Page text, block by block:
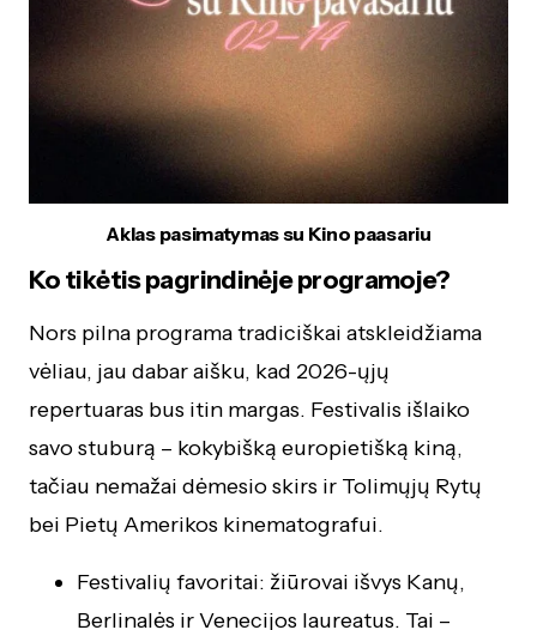
Aklas pasimatymas su Kino paasariu
Ko tikėtis pagrindinėje programoje?
Nors pilna programa tradiciškai atskleidžiama
vėliau, jau dabar aišku, kad 2026-ųjų
repertuaras bus itin margas. Festivalis išlaiko
savo stuburą – kokybišką europietišką kiną,
tačiau nemažai dėmesio skirs ir Tolimųjų Rytų
bei Pietų Amerikos kinematografui.
Festivalių favoritai: žiūrovai išvys Kanų,
Berlinalės ir Venecijos laureatus. Tai –